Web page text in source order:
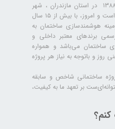
از سال ۱۳۸۸ در استان مازندران ، شهر
ساری فعالیت خود را آغاز کرده است و امروز، با بیش از ۱۵ سال
هوشمندسازی ساختمان به
برندهای معتبر داخلی و
ساختمان می‌باشد و همواره
روز و باتوجه به نیاز هر پروژه
ساختمانی شاخص و سابقه
بر تعهد ما به کیفیت،
کنم؟